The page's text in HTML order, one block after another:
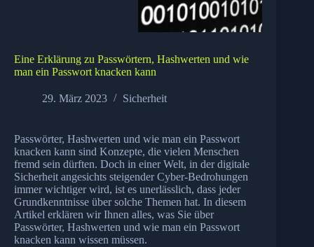
Eine Erklärung zu Passwörtern, Hashwerten und wie
man ein Passwort knacken kann
29. März 2023 Sicherheit
Passwörter, Hashwerten und wie man ein Passwort
knacken kann sind Konzepte, die vielen Menschen
fremd sein dürften. Doch in einer Welt, in der digitale
Sicherheit angesichts steigender Cyber-Bedrohungen
immer wichtiger wird, ist es unerlässlich, dass jeder
Grundkenntnisse über solche Themen hat. In diesem
Artikel erklären wir Ihnen alles, was Sie über
Passwörter, Hashwerten und wie man ein Passwort
knacken kann wissen müssen.